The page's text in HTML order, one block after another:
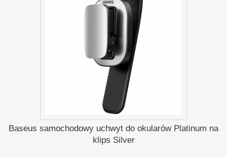
Baseus samochodowy uchwyt do okularów Platinum na
klips Silver